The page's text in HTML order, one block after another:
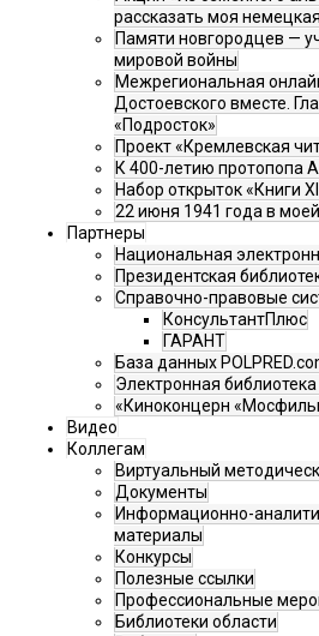
рассказать моя
Памяти новгородцев —
мировой войны
Межрегиональная
Достоевского вместе.
«Подросток»
Проект «Кремлевская
К 400-летию протопопа
Набор открыток «Книги
22 июня 1941 года в
Партнеры
Национальная
Президентская
Справочно-правовые
КонсультантПлюс
ГАРАНТ
База данных
Электронная
«Киноконцерн
Видео
Коллегам
Виртуальный
Документы
Информационно-
материалы
Конкурсы
Полезные ссылки
Профессиональные
Библиотеки области